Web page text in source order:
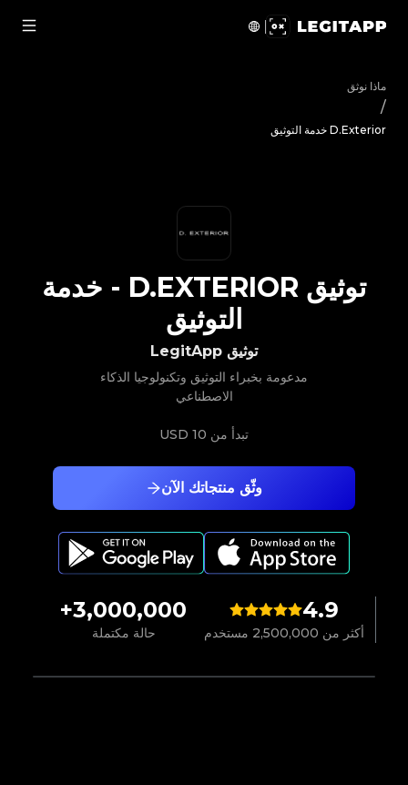
ماذا نوثق
/
D.Exterior خدمة التوثيق
4.9
أكثر من 2,500,000 مستخدم
3,000,000+
حالة مكتملة
وثّق منتجاتك الآن
توثيق LegitApp
مدعومة بخبراء التوثيق وتكنولوجيا الذكاء
الاصطناعي
تبدأ من 10 USD
توثيق D.EXTERIOR
- خدمة
التوثيق